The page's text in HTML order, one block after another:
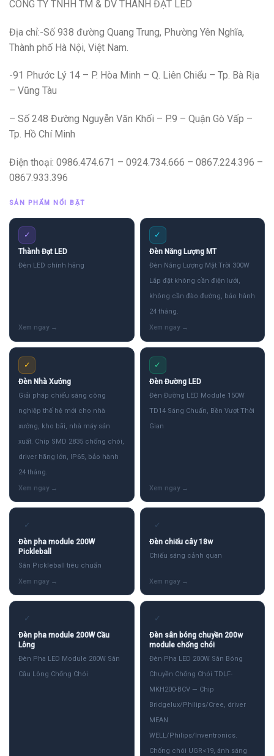
CÔNG TY TNHH TM & DV THÀNH ĐẠT LED
Địa chỉ:-Số 938 đường Quang Trung, Phường Yên Nghĩa,
Thành phố Hà Nội, Việt Nam.
-91 Phước Lý 14 – P. Hòa Minh – Q. Liên Chiểu – Tp. Bà Rịa
– Vũng Tàu
– Số 248 Đường Nguyễn Văn Khối – P.9 – Quận Gò Vấp –
Tp. Hồ Chí Minh
Điện thoại: 0986.474.671 – 0924.734.666 – 0867.224.396 –
0867.933.396
SẢN PHẨM NỔI BẬT
✓
Thành Đạt LED
Đèn LED chính hãng
✓
Đèn Năng Lượng MT
Đèn Năng Lượng Mặt Trời 300W
Lắp đặt không cần điện lưới,
không cần đào đường, bảo hành
24 tháng.
✓
Đèn Nhà Xưởng
Giải pháp chiếu sáng công
nghiệp thế hệ mới cho nhà
xưởng, kho bãi, nhà máy sản
xuất. Chip SMD 2835 chống chói,
driver hãng lớn, IP65, bảo hành
24 tháng.
✓
Đèn Đường LED
Đèn Đường LED Module 150W
TD14 Sáng Chuẩn, Bền Vượt Thời
Gian
✓
Đèn pha module 200W
Pickleball
Sân Pickleball tiêu chuẩn
✓
Đèn chiếu cây 18w
Chiếu sáng cảnh quan
✓
Đèn pha module 200W Cầu
Lông
Đèn Pha LED Module 200W Sân
Cầu Lông Chống Chói
✓
Đèn sân bóng chuyền 200w
module chống chói
Đèn Pha LED 200W Sân Bóng
Chuyền Chống Chói TDLF-
MKH200-BCV — Chip
Bridgelux/Philips/Cree, driver
MEAN
WELL/Philips/Inventronics.
Chống chói UGR<19, ánh sáng